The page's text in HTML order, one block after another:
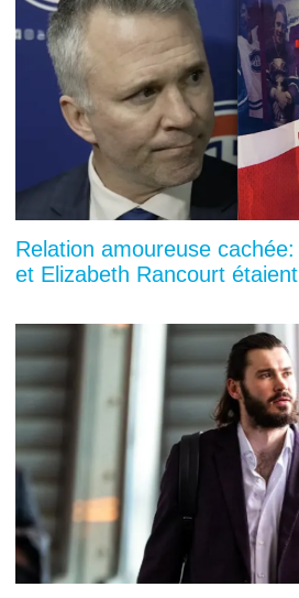
Relation amoureuse
et Elizabeth Rancourt